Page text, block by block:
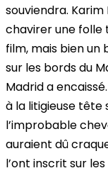
souviendra.
chavirer une folle
film, mais bien
sur les bords du
Madrid a
à la litigieuse tête
l’improbable
auraient dû
l’ont inscrit sur